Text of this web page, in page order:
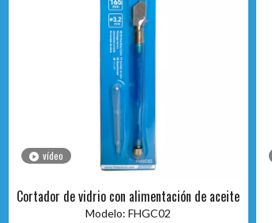
vídeo
Cortador de vidrio con alimentación de aceite
Modelo: FHGC02